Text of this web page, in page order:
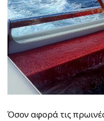
Όσον αφορά τις